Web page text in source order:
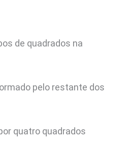
de quadrados na
pelo restante dos
quatro quadrados